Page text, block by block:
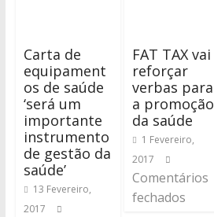
Carta de
equipament
os de saúde
‘será um
importante
instrumento
de gestão da
saúde’
13 Fevereiro,
2017
FAT TAX vai
reforçar
verbas para
a promoção
da saúde
1 Fevereiro,
2017
Comentários
fechados